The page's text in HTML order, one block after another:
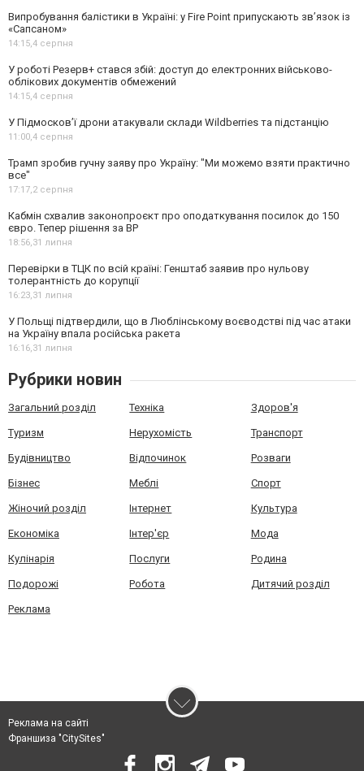
Випробування балістики в Україні: у Fire Point припускають зв’язок із
«Сапсаном»
14:15, 4 серпня
У роботі Резерв+ стався збій: доступ до електронних військово-
облікових документів обмежений
14:15, 4 серпня
У Підмосков’ї дрони атакували склади Wildberries та підстанцію
11:00, 4 серпня
Трамп зробив гучну заяву про Україну: "Ми можемо взяти практично
все"
17:17, 2 серпня
Кабмін схвалив законопроєкт про оподаткування посилок до 150
євро. Тепер рішення за ВР
18:56, 31 липня
Перевірки в ТЦК по всій країні: Генштаб заявив про нульову
толерантність до корупції
16:23, 31 липня
У Польщі підтвердили, що в Люблінському воєводстві під час атаки
на Україну впала російська ракета
16:16, 31 липня
Рубрики новин
Загальний розділ Техніка Здоров'я
Туризм Нерухомість Транспорт
Будівництво Відпочинок Розваги
Бізнес Меблі Спорт
Жіночий розділ Інтернет Культура
Економіка Інтер'єр Мода
Кулінарія Послуги Родина
Подорожі Робота Дитячий розділ
Реклама
Реклама на сайті
Франшиза "CitySites"